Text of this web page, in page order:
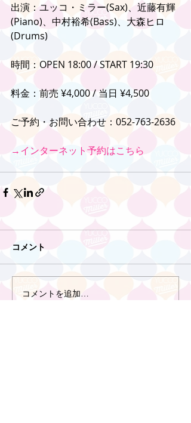
出演：ユッコ・ミラー(Sax)、近藤有輝
(Piano)、中村裕希(Bass)、大森ヒロ
(Drums)
時間：OPEN 18:00 / START 19:30
料金：前売 ¥4,000 / 当日 ¥4,500
ご予約・お問い合わせ：052-763-2636
→インターネット予約はこちら
コメント
コメントを追加…